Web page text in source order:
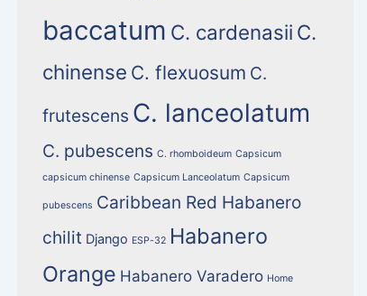
baccatum C. cardenasii C.
chinense C. flexuosum C.
frutescens C. lanceolatum
C. pubescens C. rhomboideum Capsicum
capsicum chinense Capsicum Lanceolatum Capsicum
pubescens Caribbean Red Habanero
chilit Django ESP-32 Habanero
Orange Habanero Varadero Home